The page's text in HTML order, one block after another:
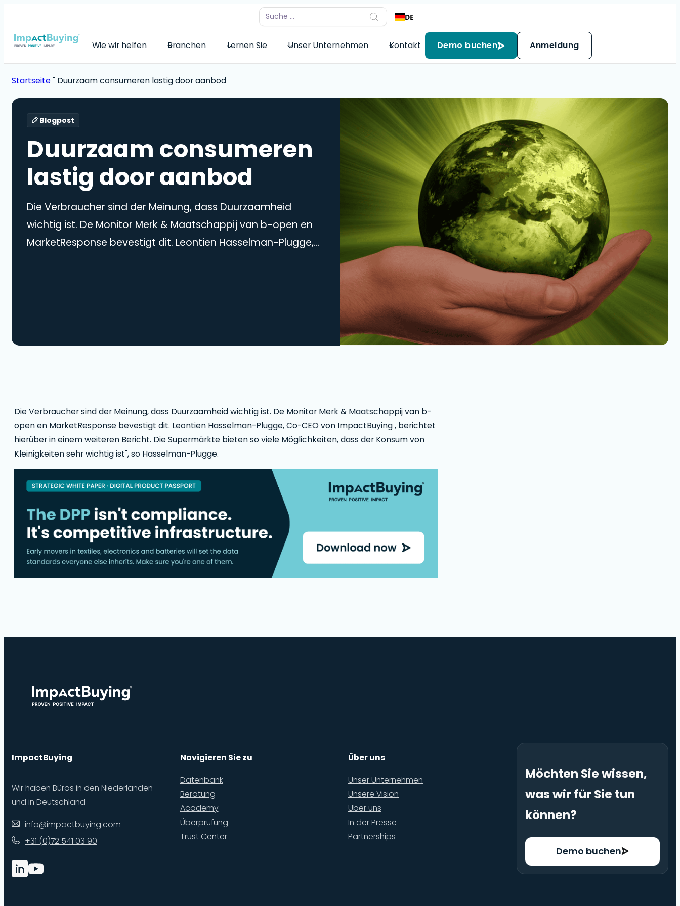
DE
Wie wir helfen Branchen Lernen Sie Unser Unternehmen Kontakt Demo buchen Anmeldung
Startseite" Duurzaam consumeren lastig door aanbod
Blogpost
Duurzaam consumeren
lastig door aanbod
Die Verbraucher sind der Meinung, dass Duurzaamheid
wichtig ist. De Monitor Merk & Maatschappij van b-open en
MarketResponse bevestigt dit. Leontien Hasselman-Plugge,
Die Verbraucher sind der Meinung, dass Duurzaamheid wichtig ist. De Monitor Merk & Maatschappij van b-
open en MarketResponse bevestigt dit. Leontien Hasselman-Plugge, Co-CEO von ImpactBuying , berichtet
hierüber in einem weiteren Bericht. Die Supermärkte bieten so viele Möglichkeiten, dass der Konsum von
Kleinigkeiten sehr wichtig ist", so Hasselman-Plugge.
ImpactBuying
Wir haben Büros in den Niederlanden
und in Deutschland
info@impactbuying.com
+31 (0)72 541 03 90
Navigieren Sie zu
Datenbank
Beratung
Academy
Überprüfung
Trust Center
Über uns
Unser Unternehmen
Unsere Vision
Über uns
In der Presse
Partnerships
Möchten Sie wissen,
was wir für Sie tun
können?
Demo buchen